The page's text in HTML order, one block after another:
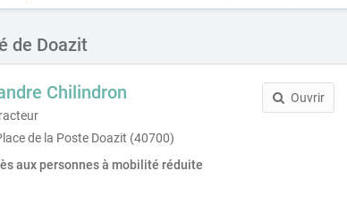
de Doazit
Chilindron
de la Poste Doazit (40700)
aux personnes à mobilité réduite
Ouvrir